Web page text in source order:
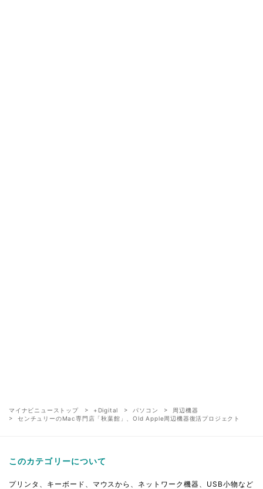
マイナビニューストップ +Digital パソコン
周辺機器
センチュリーのMac専門店「秋葉館」、Old Apple周辺機器復活プロジェクト
このカテゴリーについて
プリンタ、キーボード、マウスから、ネットワーク機器、USB小物など